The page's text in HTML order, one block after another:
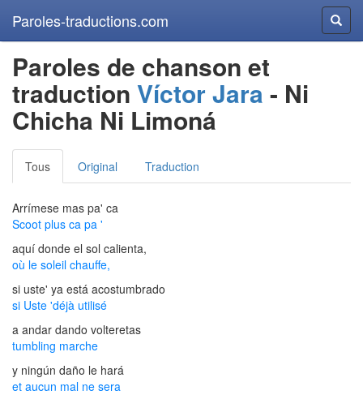
Paroles-traductions.com
Paroles de chanson et
traduction Víctor Jara - Ni
Chicha Ni Limoná
Tous Original Traduction
Arrímese mas pa' ca
Scoot plus ca pa '
aquí donde el sol calienta,
où le soleil chauffe,
si uste' ya está acostumbrado
si Uste 'déjà utilisé
a andar dando volteretas
tumbling marche
y ningún daño le hará
et aucun mal ne sera